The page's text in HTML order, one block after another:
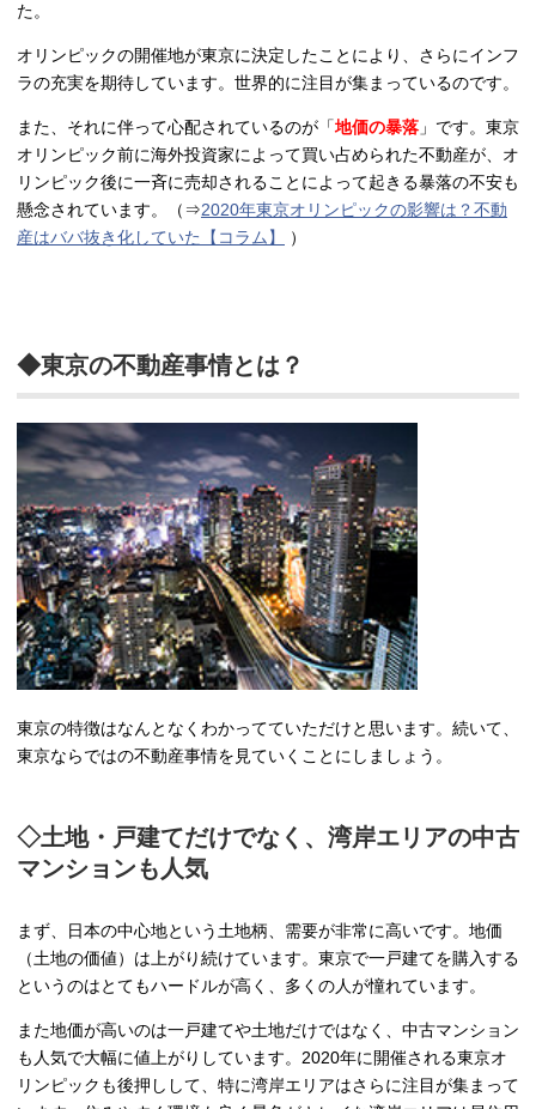
た。
オリンピックの開催地が東京に決定したことにより、さらにインフ
ラの充実を期待しています。世界的に注目が集まっているのです。
また、それに伴って心配されているのが「地価の暴落 」です。東京
オリンピック前に海外投資家によって買い占められた不動産が、オ
リンピック後に一斉に売却されることによって起きる暴落の不安も
懸念されています。（⇒2020年東京オリンピックの影響は？不動
産はババ抜き化していた【コラム】
）
◆東京の不動産事情とは？
東京の特徴はなんとなくわかってていただけと思います。続いて、
東京ならではの不動産事情を見ていくことにしましょう。
◇土地・戸建てだけでなく、湾岸エリアの中古
マンションも人気
まず、日本の中心地という土地柄、需要が非常に高いです。地価
（土地の価値）は上がり続けています。東京で一戸建てを購入する
というのはとてもハードルが高く、多くの人が憧れています。
また地価が高いのは一戸建てや土地だけではなく、中古マンション
も人気で大幅に値上がりしています。2020年に開催される東京オ
リンピックも後押しして、特に湾岸エリアはさらに注目が集まって